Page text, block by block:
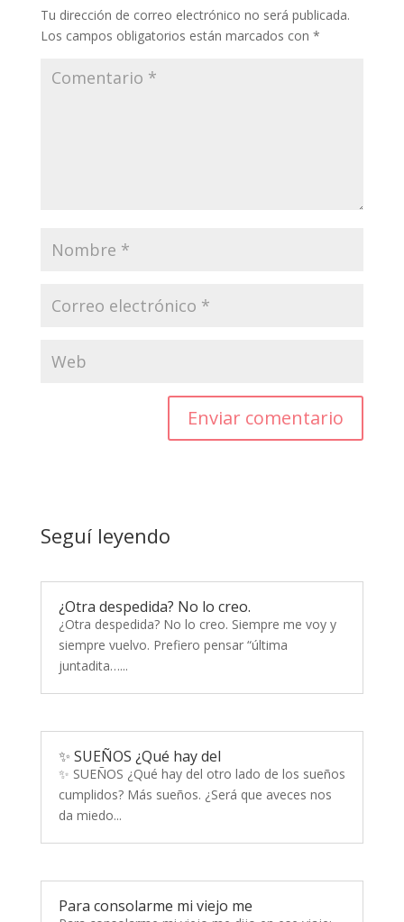
Tu dirección de correo electrónico no será publicada.
Los campos obligatorios están marcados con *
Enviar comentario
Seguí leyendo
¿Otra despedida? No lo creo.
¿Otra despedida? No lo creo. Siempre me voy y
siempre vuelvo. Prefiero pensar “última
juntadita…...
✨ SUEÑOS ¿Qué hay del
✨ SUEÑOS ¿Qué hay del otro lado de los sueños
cumplidos? Más sueños. ¿Será que aveces nos
da miedo...
Para consolarme mi viejo me